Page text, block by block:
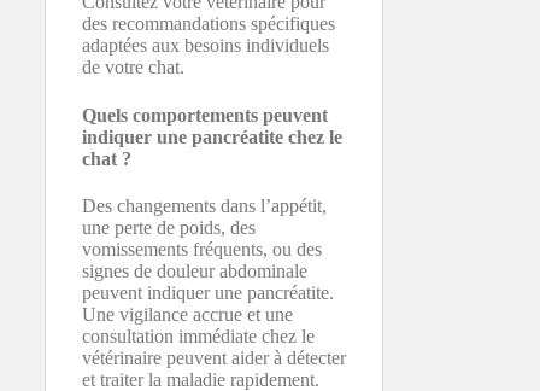
des recommandations spécifiques
adaptées aux besoins individuels
de votre chat.
Quels comportements peuvent
indiquer une pancréatite chez le
chat ?
Des changements dans l’appétit,
une perte de poids, des
vomissements fréquents, ou des
signes de douleur abdominale
peuvent indiquer une pancréatite.
Une vigilance accrue et une
consultation immédiate chez le
vétérinaire peuvent aider à détecter
et traiter la maladie rapidement.